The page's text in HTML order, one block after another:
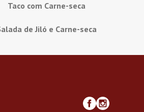
Taco com Carne-seca
de Jiló e Carne-seca